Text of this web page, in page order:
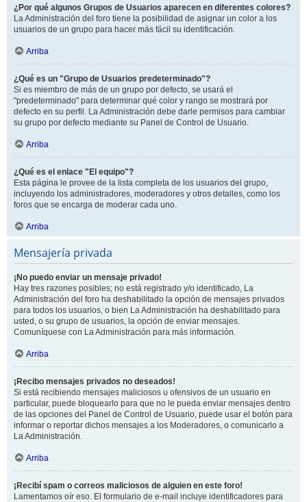
¿Por qué algunos Grupos de Usuarios aparecen en diferentes colores?
La Administración del foro tiene la posibilidad de asignar un color a los
usuarios de un grupo para hacer más fácil su identificación.
Arriba
¿Qué es un "Grupo de Usuarios predeterminado"?
Si es miembro de más de un grupo por defecto, se usará el
"predeterminado" para determinar qué color y rango se mostrará por
defecto en su perfil. La Administración debe darle permisos para cambiar
su grupo por defecto mediante su Panel de Control de Usuario.
Arriba
¿Qué es el enlace "El equipo"?
Esta página le provee de la lista completa de los usuarios del grupo,
incluyendo los administradores, moderadores y otros detalles, como los
foros que se encarga de moderar cada uno.
Arriba
Mensajería privada
¡No puedo enviar un mensaje privado!
Hay tres razones posibles; no está registrado y/o identificado, La
Administración del foro ha deshabilitado la opción de mensajes privados
para todos los usuarios, o bien La Administración ha deshabilitado para
usted, o su grupo de usuarios, la opción de enviar mensajes.
Comuníquese con La Administración para más información.
Arriba
¡Recibo mensajes privados no deseados!
Si está recibiendo mensajes maliciosos u ofensivos de un usuario en
particular, puede bloquearlo para que no le pueda enviar mensajes dentro
de las opciones del Panel de Control de Usuario, puede usar el botón para
informar o reportar dichos mensajes a los Moderadores, o comunicarlo a
La Administración.
Arriba
¡Recibí spam o correos maliciosos de alguien en este foro!
Lamentamos oír eso. El formulario de e-mail incluye identificadores para